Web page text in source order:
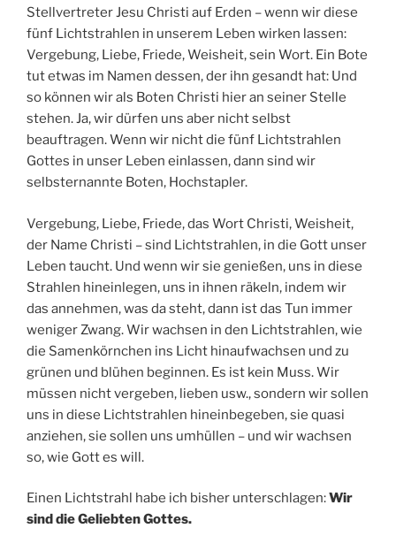
Stellvertreter Jesu Christi auf Erden – wenn wir diese
fünf Lichtstrahlen in unserem Leben wirken lassen:
Vergebung, Liebe, Friede, Weisheit, sein Wort. Ein Bote
tut etwas im Namen dessen, der ihn gesandt hat: Und
so können wir als Boten Christi hier an seiner Stelle
stehen. Ja, wir dürfen uns aber nicht selbst
beauftragen. Wenn wir nicht die fünf Lichtstrahlen
Gottes in unser Leben einlassen, dann sind wir
selbsternannte Boten, Hochstapler.
Vergebung, Liebe, Friede, das Wort Christi, Weisheit,
der Name Christi – sind Lichtstrahlen, in die Gott unser
Leben taucht. Und wenn wir sie genießen, uns in diese
Strahlen hineinlegen, uns in ihnen räkeln, indem wir
das annehmen, was da steht, dann ist das Tun immer
weniger Zwang. Wir wachsen in den Lichtstrahlen, wie
die Samenkörnchen ins Licht hinaufwachsen und zu
grünen und blühen beginnen. Es ist kein Muss. Wir
müssen nicht vergeben, lieben usw., sondern wir sollen
uns in diese Lichtstrahlen hineinbegeben, sie quasi
anziehen, sie sollen uns umhüllen – und wir wachsen
so, wie Gott es will.
Einen Lichtstrahl habe ich bisher unterschlagen:Wir
sind die Geliebten Gottes.